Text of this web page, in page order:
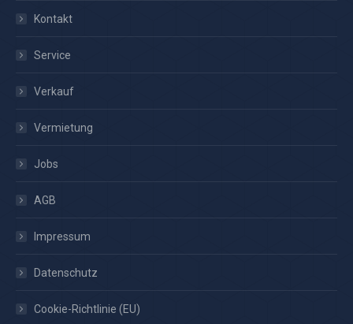
Kontakt
Service
Verkauf
Vermietung
Jobs
AGB
Impressum
Datenschutz
Cookie-Richtlinie (EU)